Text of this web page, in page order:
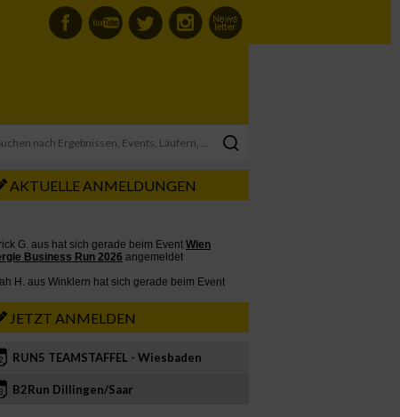
AKTUELLE ANMELDUNGEN
JETZT ANMELDEN
RUN5 TEAMSTAFFEL - Wiesbaden
B2Run Dillingen/Saar